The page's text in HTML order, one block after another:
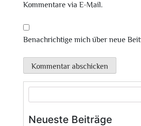
Kommentare via E-Mail.
Benachrichtige mich über neue
Neueste Beiträge